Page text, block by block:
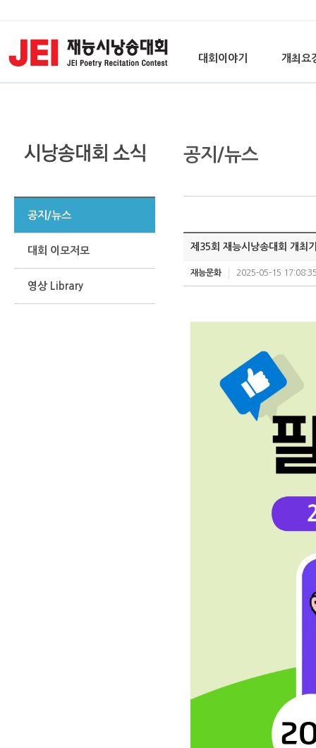
대회이야기 개최요
공지/뉴스
대회 이모저모
영상 Library
공지/뉴스
제35회 재능시낭송대회 개최
재능문화 2025-05-15